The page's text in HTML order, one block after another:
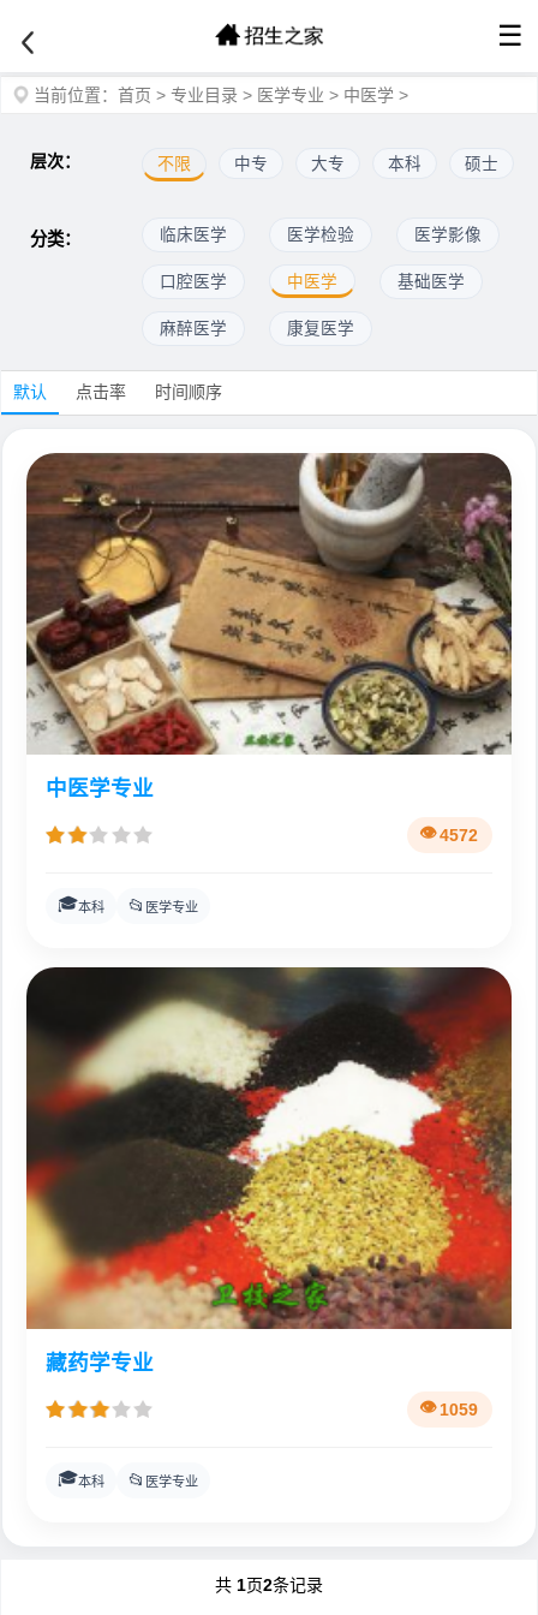
☰
当前位置： 首页 > 专业目录 > 医学专业 > 中医学 >
层次： 不限 中专 大专 本科 硕士
分类： 临床医学 医学检验 医学影像
口腔医学 中医学 基础医学
麻醉医学 康复医学
默认 点击率 时间顺序
中医学专业
4572
🎓本科 📂 医学专业
藏药学专业
1059
🎓本科 📂 医学专业
共 1页2条记录